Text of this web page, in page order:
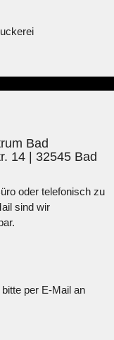
Bad
14 | 32545 Bad
oder telefonisch zu
sind wir
per E-Mail an